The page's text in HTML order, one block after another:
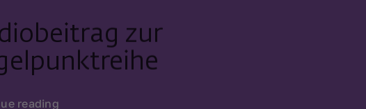
zur
reading